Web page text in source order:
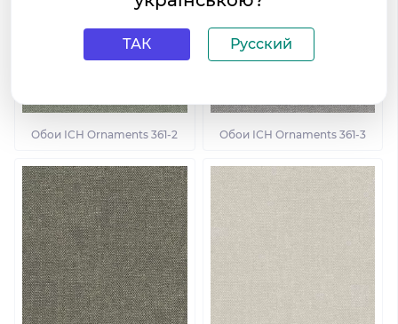
Обои ІСН Ornaments 361-2 Обои ІСН Ornaments 361-3
ТАК Русский